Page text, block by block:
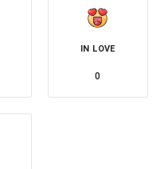
IN LOVE
0